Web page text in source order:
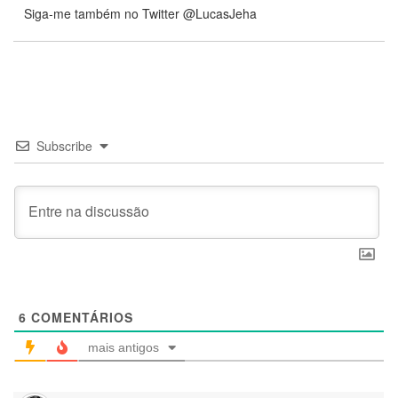
Siga-me também no Twitter @LucasJeha
Subscribe
6 COMENTÁRIOS
mais antigos